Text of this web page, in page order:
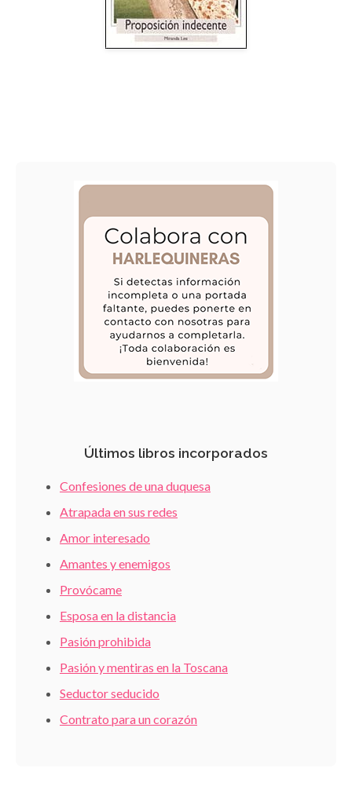
Últimos libros incorporados
Confesiones de una duquesa
Atrapada en sus redes
Amor interesado
Amantes y enemigos
Provócame
Esposa en la distancia
Pasión prohibida
Pasión y mentiras en la Toscana
Seductor seducido
Contrato para un corazón